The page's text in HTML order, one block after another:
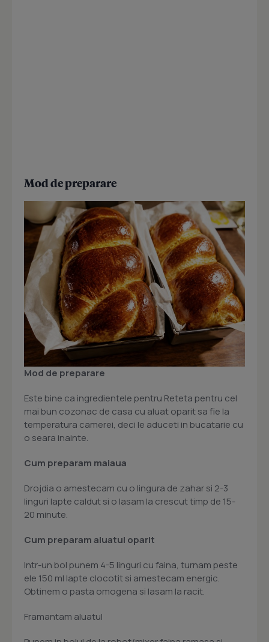
Mod de preparare
Mod de preparare
Este bine ca ingredientele pentru Reteta pentru cel
mai bun cozonac de casa cu aluat oparit sa fie la
temperatura camerei, deci le aduceti in bucatarie cu
o seara inainte.
Cum preparam maiaua
Drojdia o amestecam cu o lingura de zahar si 2-3
linguri lapte caldut si o lasam la crescut timp de 15-
20 minute.
Cum preparam aluatul oparit
Intr-un bol punem 4-5 linguri cu faina, turnam peste
ele 150 ml lapte clocotit si amestecam energic.
Obtinem o pasta omogena si lasam la racit.
Framantam aluatul